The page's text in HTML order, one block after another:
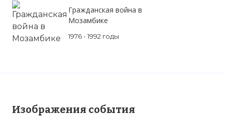
Гражданская война в
Мозамбике
1976 - 1992 годы
Изображения события